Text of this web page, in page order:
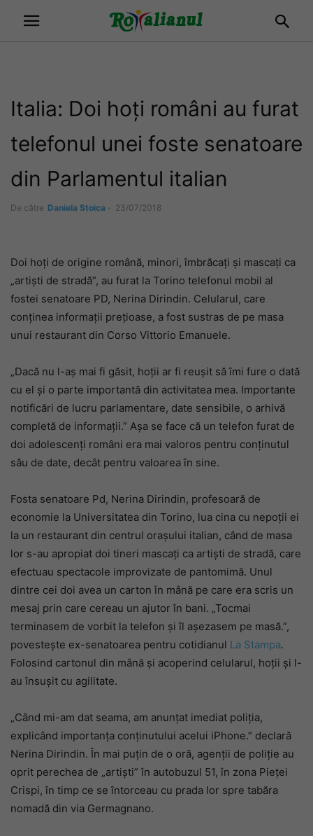
Italia: Doi hoți români au furat
telefonul unei foste senatoare
din Parlamentul italian
De către Daniela Stoica - 23/07/2018
Doi hoți de origine română, minori, îmbrăcați și mascați ca
„artiști de stradă”, au furat la Torino telefonul mobil al
fostei senatoare PD, Nerina Dirindin. Celularul, care
conținea informații prețioase, a fost sustras de pe masa
unui restaurant din Corso Vittorio Emanuele.
„Dacă nu l-aș mai fi găsit, hoții ar fi reușit să îmi fure o dată
cu el și o parte importantă din activitatea mea. Importante
notificări de lucru parlamentare, date sensibile, o arhivă
completă de informații.” Așa se face că un telefon furat de
doi adolescenți români era mai valoros pentru conținutul
său de date, decât pentru valoarea în sine.
Fosta senatoare Pd, Nerina Dirindin, profesoară de
economie la Universitatea din Torino, lua cina cu nepoții ei
la un restaurant din centrul orașului italian, când de masa
lor s-au apropiat doi tineri mascați ca artiști de stradă, care
efectuau spectacole improvizate de pantomimă. Unul
dintre cei doi avea un carton în mână pe care era scris un
mesaj prin care cereau un ajutor în bani. „Tocmai
terminasem de vorbit la telefon și îl așezasem pe masă.”,
povestește ex-senatoarea pentru cotidianul La Stampa.
Folosind cartonul din mână și acoperind celularul, hoții și l-
au însușit cu agilitate.
„Când mi-am dat seama, am anunțat imediat poliția,
explicând importanța conținutului acelui iPhone.” declară
Nerina Dirindin. În mai puțin de o oră, agenții de poliție au
oprit perechea de „artiști” în autobuzul 51, în zona Pieței
Crispi, în timp ce se întorceau cu prada lor spre tabăra
nomadă din via Germagnano.